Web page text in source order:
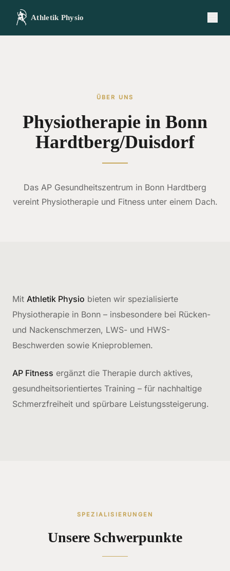
Athletik Physio
ÜBER UNS
Physiotherapie in Bonn
Hardtberg/Duisdorf
Das AP Gesundheitszentrum in Bonn Hardtberg
vereint Physiotherapie und Fitness unter einem Dach.
Mit Athletik Physio bieten wir spezialisierte
Physiotherapie in Bonn – insbesondere bei Rücken-
und Nackenschmerzen, LWS- und HWS-
Beschwerden sowie Knieproblemen.
AP Fitness ergänzt die Therapie durch aktives,
gesundheitsorientiertes Training – für nachhaltige
Schmerzfreiheit und spürbare Leistungssteigerung.
SPEZIALISIERUNGEN
Unsere Schwerpunkte